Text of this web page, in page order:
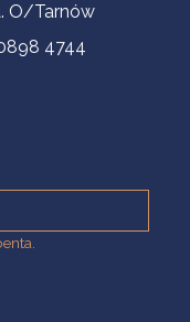
O/Tarnów
4744